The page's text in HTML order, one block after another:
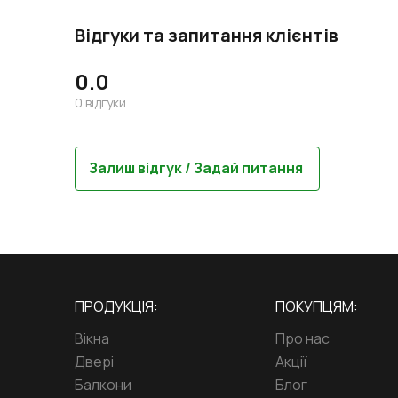
Відгуки та запитання клієнтів
0.0
0 відгуки
Залиш відгук / Задай питання
ПРОДУКЦІЯ:
Вікна
Двері
Балкони
ПОКУПЦЯМ:
Про нас
Акції
Блог